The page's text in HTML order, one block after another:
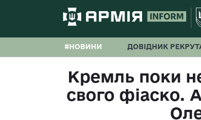
#НОВИНИ ДОВІДНИК
Кремль поки
свого фіаско.